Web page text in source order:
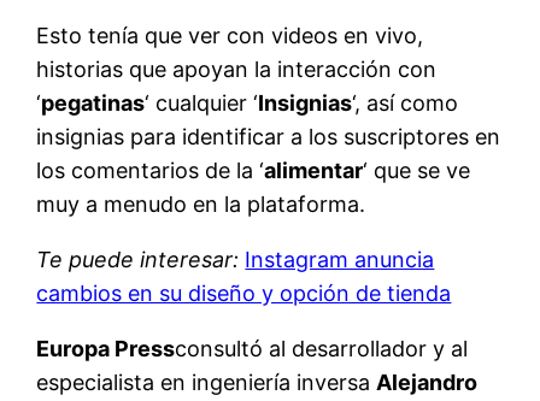
Esto tenía que ver con videos en vivo,
historias que apoyan la interacción con
‘pegatinas‘ cualquier ‘Insignias‘, así como
insignias para identificar a los suscriptores en
los comentarios de la ‘alimentar‘ que se ve
muy a menudo en la plataforma.
Te puede interesar: Instagram anuncia
cambios en su diseño y opción de tienda
Europa Pressconsultó al desarrollador y al
especialista en ingeniería inversa Alejandro